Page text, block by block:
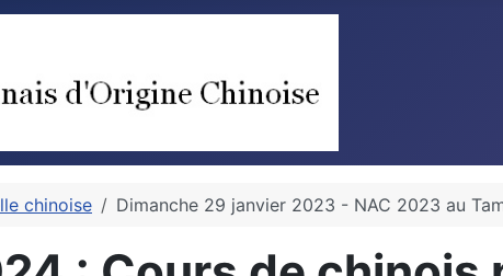
chinoise Dimanche 29 janvier 2023 - NAC 2023 au